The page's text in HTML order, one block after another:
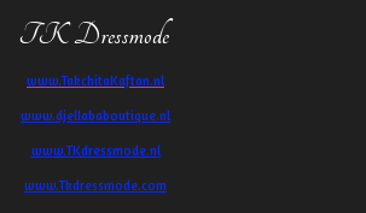
TK Dressmode
www.TakchitaKaftan.nl
www.djellababoutique.nl
www.TKdressmode.nl
www.Tkdressmode.com